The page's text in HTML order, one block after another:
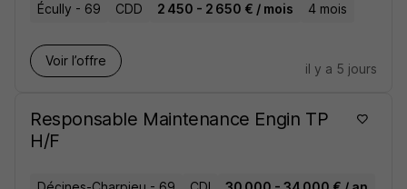
Écully - 69 CDD 2 450 - 2 650 € / mois 4 mois
Voir l’offre
il y a 5 jours
Responsable Maintenance Engin TP
H/F